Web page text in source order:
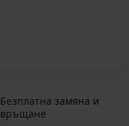
Безплатна замяна и
връщане